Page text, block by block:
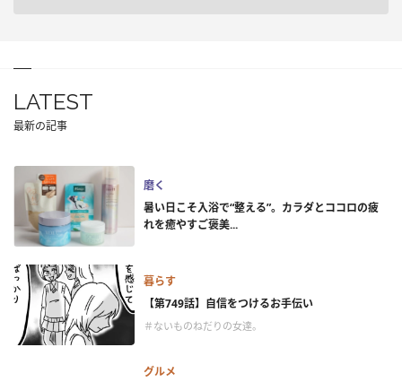
LATEST
最新の記事
磨く
暑い日こそ入浴で“整える”。カラダとココロの疲
れを癒やすご褒美...
暮らす
【第749話】自信をつけるお手伝い
＃ないものねだりの女達。
グルメ